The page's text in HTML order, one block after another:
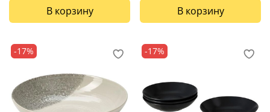
В корзину В корзину
-17% -17%